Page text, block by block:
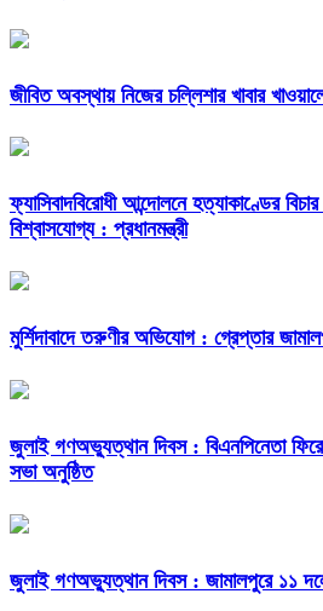
জীবিত অবস্থায় নিজের চল্লিশার খাবার
ফ্যাসিবাদবিরোধী আন্দোলনে হত্যাকাণ্ডের
বিশ্বাসযোগ্য : প্রধানমন্ত্রী
মুর্শিদাবাদে তরুণীর অভিযোগ : গ্রেপ্তার
জুলাই গণঅভ্যুত্থান দিবস : বিএনপিনেতা
সভা অনুষ্ঠিত
জুলাই গণঅভ্যুত্থান দিবস : জামালপুরে ১১